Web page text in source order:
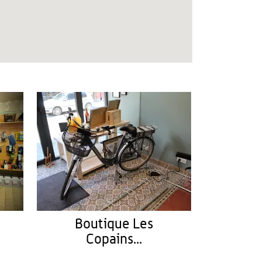
Boutique Les
Copains...